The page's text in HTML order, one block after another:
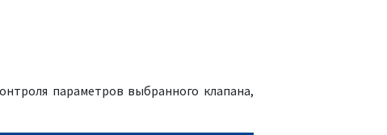
параметров выбранного клапана,